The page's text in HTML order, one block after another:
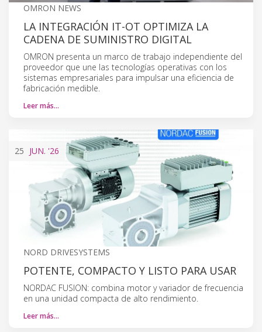
OMRON NEWS
LA INTEGRACIÓN IT-OT OPTIMIZA LA
CADENA DE SUMINISTRO DIGITAL
OMRON presenta un marco de trabajo independiente del
proveedor que une las tecnologías operativas con los
sistemas empresariales para impulsar una eficiencia de
fabricación medible.
Leer más…
25 JUN. '26
NORD DRIVESYSTEMS
POTENTE, COMPACTO Y LISTO PARA USAR
NORDAC FUSION: combina motor y variador de frecuencia
en una unidad compacta de alto rendimiento.
Leer más…